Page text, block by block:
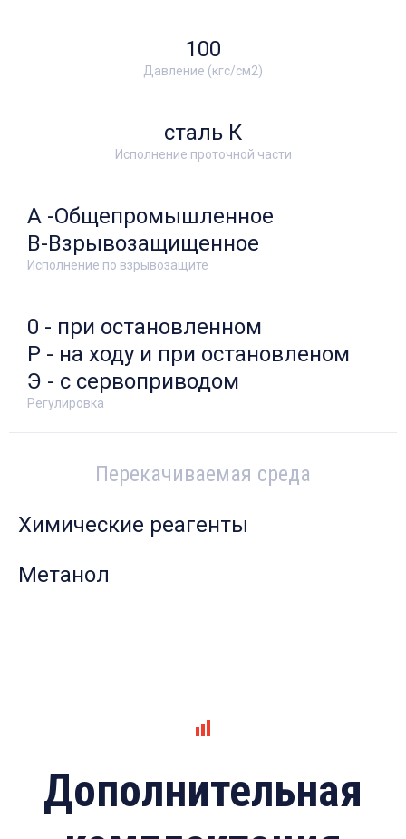
Давление (кгс/см2)
100
Исполнение проточной части
сталь К
Исполнение по взрывозащите
А -Общепромышленное
В-Взрывозащищенное
Регулировка
0 - при остановленном
Р - на ходу и при остановленом
Э - с сервоприводом
Перекачиваемая среда
Химические реагенты
Метанол
Дополнительная